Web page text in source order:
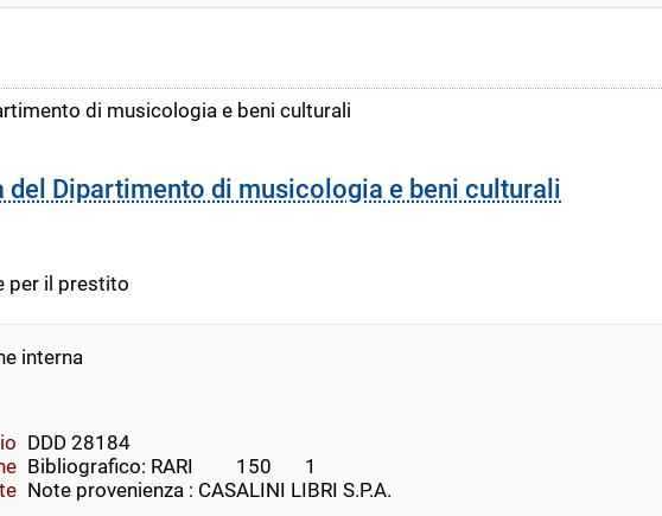
di musicologia e beni culturali
del Dipartimento di musicologia e beni culturali
per il prestito
interna
DDD 28184
Bibliografico: RARI         150       1
Note provenienza : CASALINI LIBRI S.P.A.